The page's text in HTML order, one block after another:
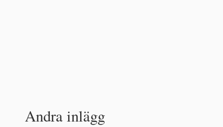
Andra inlägg